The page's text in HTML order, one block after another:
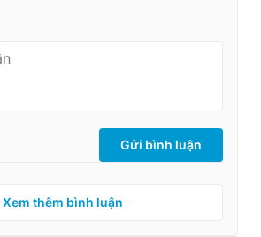
Gửi bình luận
Xem thêm bình luận